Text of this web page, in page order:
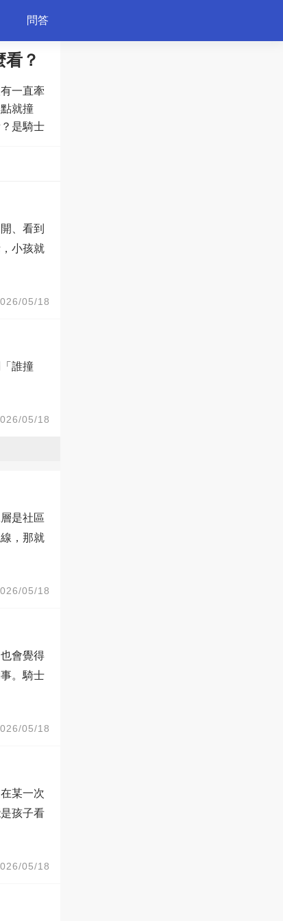
問答
？
一直牽
就撞
是騎士
、看到
小孩就
05/18
誰撞
05/18
是社區
，那就
05/18
會覺得
。騎士
05/18
某一次
孩子看
05/18